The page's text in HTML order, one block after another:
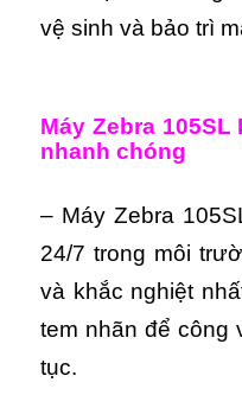
vệ sinh và bảo trì
Máy Zebra
nhanh chóng
– Máy Zebra
24/7 trong môi
và khắc nghiệt
tem nhãn để công
tục.